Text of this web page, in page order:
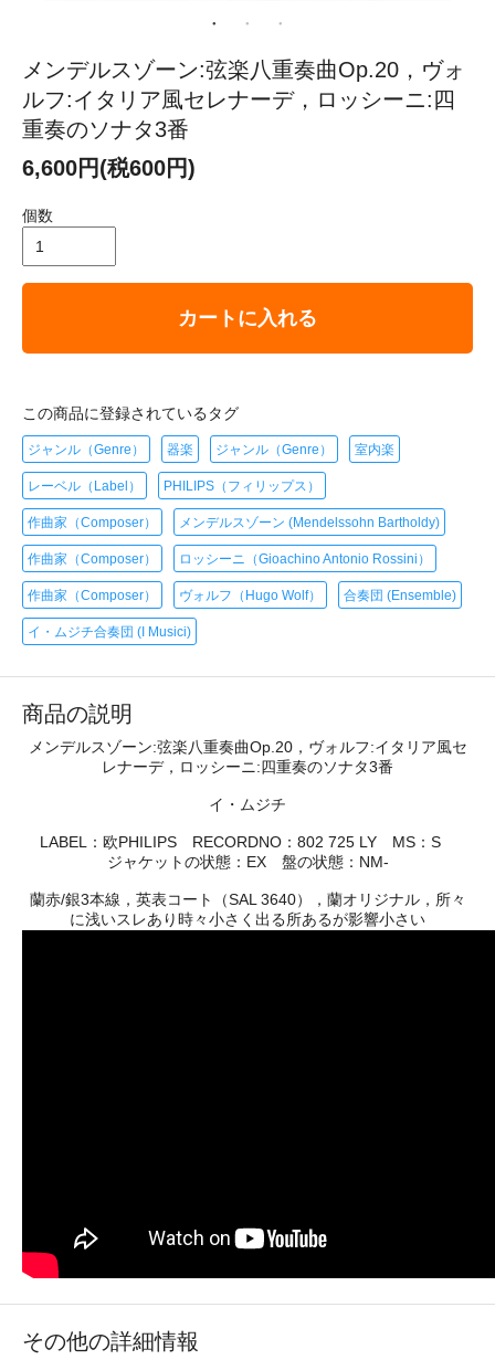
メンデルスゾーン:弦楽八重奏曲Op.20，ヴォ
ルフ:イタリア風セレナーデ，ロッシーニ:四
重奏のソナタ3番
6,600円(税600円)
個数
カートに入れる
この商品に登録されているタグ
ジャンル（Genre） 器楽 ジャンル（Genre） 室内楽
レーベル（Label） PHILIPS（フィリップス）
作曲家（Composer） メンデルスゾーン (Mendelssohn Bartholdy)
作曲家（Composer） ロッシーニ（Gioachino Antonio Rossini）
作曲家（Composer） ヴォルフ（Hugo Wolf） 合奏団 (Ensemble)
イ・ムジチ合奏団 (I Musici)
商品の説明
メンデルスゾーン:弦楽八重奏曲Op.20，ヴォルフ:イタリア風セ
レナーデ，ロッシーニ:四重奏のソナタ3番
イ・ムジチ
LABEL：欧PHILIPS RECORDNO：802 725 LY MS：S
ジャケットの状態：EX 盤の状態：NM-
蘭赤/銀3本線，英表コート（SAL 3640），蘭オリジナル，所々
に浅いスレあり時々小さく出る所あるが影響小さい
その他の詳細情報